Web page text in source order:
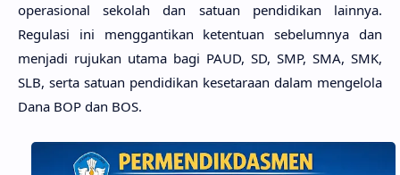
operasional sekolah dan satuan pendidikan lainnya.
Regulasi ini menggantikan ketentuan sebelumnya dan
menjadi rujukan utama bagi PAUD, SD, SMP, SMA, SMK,
SLB, serta satuan pendidikan kesetaraan dalam mengelola
Dana BOP dan BOS.